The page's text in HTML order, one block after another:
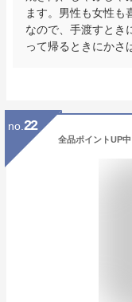
ます。男性も女性も
なので、手渡すとき
って帰るときにかさ
no. 22